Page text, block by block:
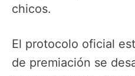
chicos.
El protocolo oficial
de premiación se